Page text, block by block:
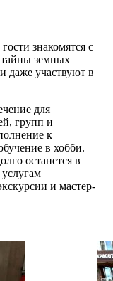
знакомятся с
тайны земных
даже участвуют в
для
групп и
к
в хобби.
останется в
и мастер-